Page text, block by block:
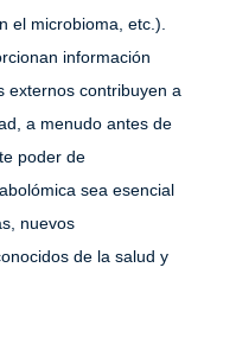
el microbioma, etc.).
información
externos contribuyen a
a menudo antes de
poder de
sea esencial
nuevos
de la salud y